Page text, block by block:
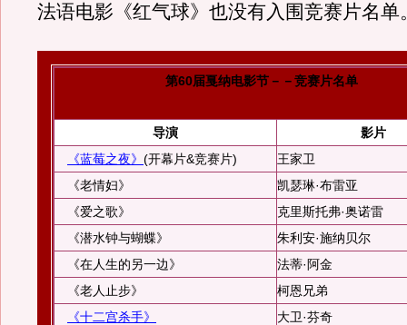
法语电影《红气球》也没有入围竞赛片名单
第60届戛纳电影节－－竞赛片名单
导演
影片
《蓝莓之夜》 (开幕片&竞赛片)
王家卫
《老情妇》
凯瑟琳·布雷亚
《爱之歌》
克里斯托弗·奥诺雷
《潜水钟与蝴蝶》
朱利安·施纳贝尔
《在人生的另一边》
法蒂·阿金
《老人止步》
柯恩兄弟
《十二宫杀手》
大卫·芬奇